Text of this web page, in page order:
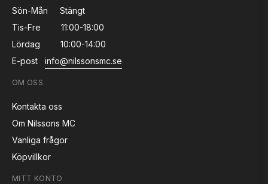
Sön-Mån
Stängt
Tis-Fre
11:00-18:00
Lördag
10:00-14:00
E-post
info@nilssonsmc.se
OM OSS
Kontakta oss
Om Nilssons MC
Vanliga frågor
Köpvillkor
MITT KONTO